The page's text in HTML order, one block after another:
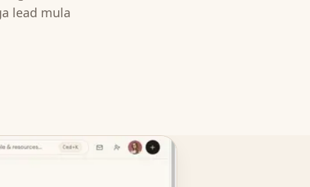
lead mula